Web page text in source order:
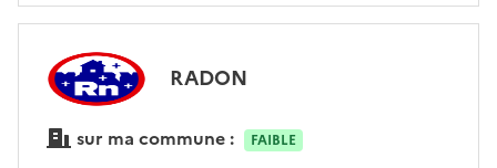
RADON
sur ma commune : FAIBLE